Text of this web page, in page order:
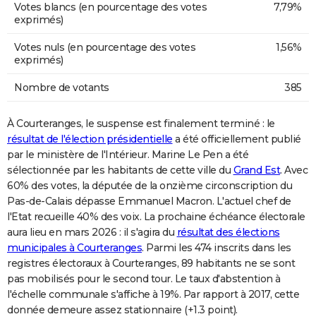
Votes blancs (en pourcentage des votes
exprimés)
7,79%
Votes nuls (en pourcentage des votes
exprimés)
1,56%
Nombre de votants 385
À Courteranges, le suspense est finalement terminé : le
résultat de l'élection présidentielle a été officiellement publié
par le ministère de l'Intérieur. Marine Le Pen a été
sélectionnée par les habitants de cette ville du Grand Est. Avec
60% des votes, la députée de la onzième circonscription du
Pas-de-Calais dépasse Emmanuel Macron. L'actuel chef de
l'Etat recueille 40% des voix. La prochaine échéance électorale
aura lieu en mars 2026 : il s'agira du résultat des élections
municipales à Courteranges. Parmi les 474 inscrits dans les
registres électoraux à Courteranges, 89 habitants ne se sont
pas mobilisés pour le second tour. Le taux d'abstention à
l'échelle communale s'affiche à 19%. Par rapport à 2017, cette
donnée demeure assez stationnaire (+1.3 point).